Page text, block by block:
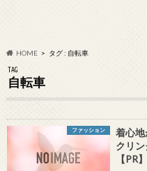
HOME タグ : 自転車
TAG
自転車
ファッション
着心
クリ
【PR】